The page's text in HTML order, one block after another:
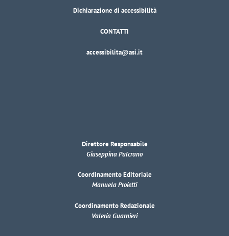
Dichiarazione di accessibilità
CONTATTI
accessibilita@asi.it
Direttore Responsabile
Giuseppina Pulcrano
Coordinamento Editoriale
Manuela Proietti
Coordinamento Redazionale
Valeria Guarnieri